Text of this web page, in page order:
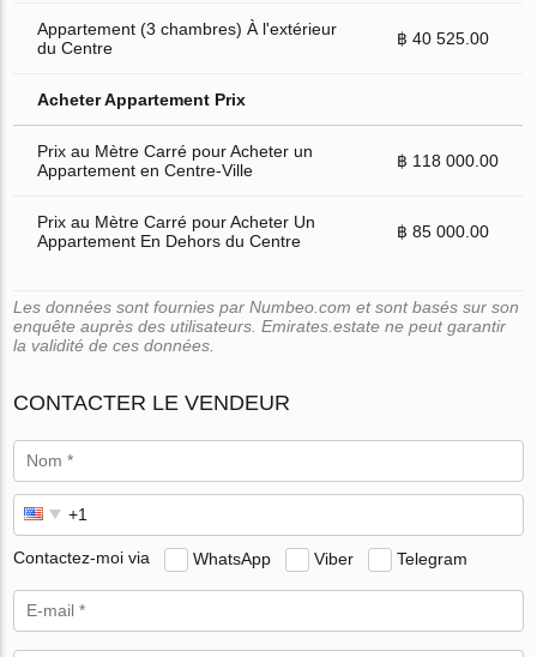
Appartement (3 chambres) À l'extérieur
du Centre
฿ 40 525.00
Acheter Appartement Prix
Prix au Mètre Carré pour Acheter un
Appartement en Centre-Ville
฿ 118 000.00
Prix au Mètre Carré pour Acheter Un
Appartement En Dehors du Centre
฿ 85 000.00
Les données sont fournies par Numbeo.com et sont basés sur son
enquête auprès des utilisateurs. Emirates.estate ne peut garantir
la validité de ces données.
CONTACTER LE VENDEUR
Contactez-moi via WhatsApp Viber Telegram